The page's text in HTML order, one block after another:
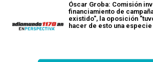
Óscar Groba: Comisión
financiamiento de
existido", la oposición
hacer de esto una